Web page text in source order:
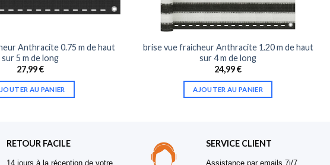
Anthracite 0.75 m de haut
sur 5 m de long
27,99€
AU PANIER
brise vue fraicheur Anthracite 1.20 m de haut
sur 4 m de long
24,99€
AJOUTER AU PANIER
RETOUR FACILE
14 jours à la réception de votre
SERVICE CLIENT
Assistance par emails 7j/7